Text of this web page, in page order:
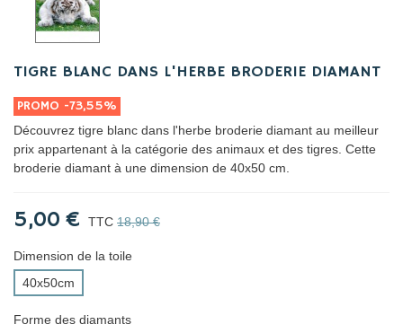
TIGRE BLANC DANS L'HERBE BRODERIE DIAMANT
PROMO -73,55%
Découvrez tigre blanc dans l'herbe broderie diamant au meilleur
prix appartenant à la catégorie des animaux et des tigres. Cette
broderie diamant à une dimension de 40x50 cm.
5,00 € TTC 18,90 €
Dimension de la toile
40x50cm
Forme des diamants